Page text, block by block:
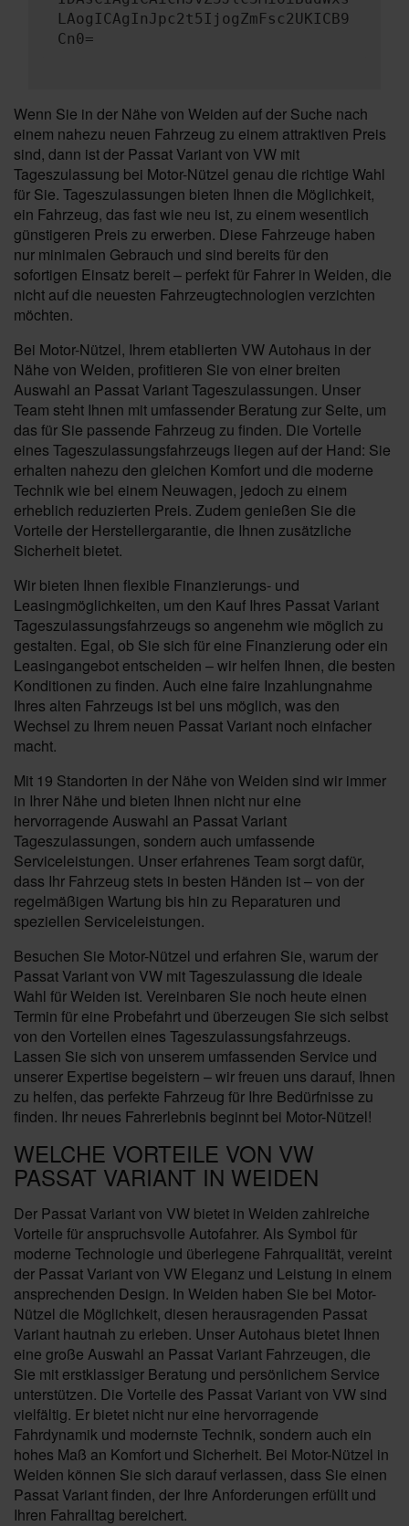
LAogICAgInJpc2t5IjogZmFsc2UKICB9
Cn0=
Wenn Sie in der Nähe von Weiden auf der Suche nach
einem nahezu neuen Fahrzeug zu einem attraktiven Preis
sind, dann ist der Passat Variant von VW mit
Tageszulassung bei Motor-Nützel genau die richtige Wahl
für Sie. Tageszulassungen bieten Ihnen die Möglichkeit,
ein Fahrzeug, das fast wie neu ist, zu einem wesentlich
günstigeren Preis zu erwerben. Diese Fahrzeuge haben
nur minimalen Gebrauch und sind bereits für den
sofortigen Einsatz bereit – perfekt für Fahrer in Weiden, die
nicht auf die neuesten Fahrzeugtechnologien verzichten
möchten.
Bei Motor-Nützel, Ihrem etablierten VW Autohaus in der
Nähe von Weiden, profitieren Sie von einer breiten
Auswahl an Passat Variant Tageszulassungen. Unser
Team steht Ihnen mit umfassender Beratung zur Seite, um
das für Sie passende Fahrzeug zu finden. Die Vorteile
eines Tageszulassungsfahrzeugs liegen auf der Hand: Sie
erhalten nahezu den gleichen Komfort und die moderne
Technik wie bei einem Neuwagen, jedoch zu einem
erheblich reduzierten Preis. Zudem genießen Sie die
Vorteile der Herstellergarantie, die Ihnen zusätzliche
Sicherheit bietet.
Wir bieten Ihnen flexible Finanzierungs- und
Leasingmöglichkeiten, um den Kauf Ihres Passat Variant
Tageszulassungsfahrzeugs so angenehm wie möglich zu
gestalten. Egal, ob Sie sich für eine Finanzierung oder ein
Leasingangebot entscheiden – wir helfen Ihnen, die besten
Konditionen zu finden. Auch eine faire Inzahlungnahme
Ihres alten Fahrzeugs ist bei uns möglich, was den
Wechsel zu Ihrem neuen Passat Variant noch einfacher
macht.
Mit 19 Standorten in der Nähe von Weiden sind wir immer
in Ihrer Nähe und bieten Ihnen nicht nur eine
hervorragende Auswahl an Passat Variant
Tageszulassungen, sondern auch umfassende
Serviceleistungen. Unser erfahrenes Team sorgt dafür,
dass Ihr Fahrzeug stets in besten Händen ist – von der
regelmäßigen Wartung bis hin zu Reparaturen und
speziellen Serviceleistungen.
Besuchen Sie Motor-Nützel und erfahren Sie, warum der
Passat Variant von VW mit Tageszulassung die ideale
Wahl für Weiden ist. Vereinbaren Sie noch heute einen
Termin für eine Probefahrt und überzeugen Sie sich selbst
von den Vorteilen eines Tageszulassungsfahrzeugs.
Lassen Sie sich von unserem umfassenden Service und
unserer Expertise begeistern – wir freuen uns darauf, Ihnen
zu helfen, das perfekte Fahrzeug für Ihre Bedürfnisse zu
finden. Ihr neues Fahrerlebnis beginnt bei Motor-Nützel!
WELCHE VORTEILE VON VW
PASSAT VARIANT IN WEIDEN
Der Passat Variant von VW bietet in Weiden zahlreiche
Vorteile für anspruchsvolle Autofahrer. Als Symbol für
moderne Technologie und überlegene Fahrqualität, vereint
der Passat Variant von VW Eleganz und Leistung in einem
ansprechenden Design. In Weiden haben Sie bei Motor-
Nützel die Möglichkeit, diesen herausragenden Passat
Variant hautnah zu erleben. Unser Autohaus bietet Ihnen
eine große Auswahl an Passat Variant Fahrzeugen, die
Sie mit erstklassiger Beratung und persönlichem Service
unterstützen. Die Vorteile des Passat Variant von VW sind
vielfältig. Er bietet nicht nur eine hervorragende
Fahrdynamik und modernste Technik, sondern auch ein
hohes Maß an Komfort und Sicherheit. Bei Motor-Nützel in
Weiden können Sie sich darauf verlassen, dass Sie einen
Passat Variant finden, der Ihre Anforderungen erfüllt und
Ihren Fahralltag bereichert.